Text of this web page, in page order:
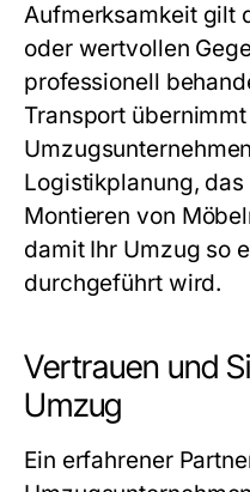
Aufmerksamkeit gilt
oder wertvollen
professionell
Transport
Logistikplanung,
Montieren von
damit Ihr Umzug so
durchgeführt wird.
Vertrauen und
Umzug
Ein erfahrener